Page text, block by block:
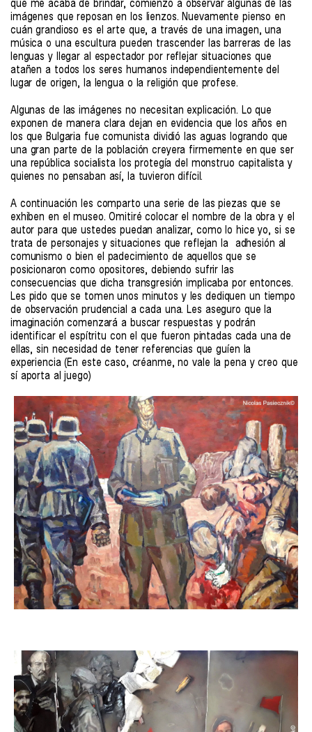
que me acaba de brindar, comienzo a observar algunas de las
imágenes que reposan en los lienzos. Nuevamente pienso en
cuán grandioso es el arte que, a través de una imagen, una
música o una escultura pueden trascender las barreras de las
lenguas y llegar al espectador por reflejar situaciones que
atañen a todos los seres humanos independientemente del
lugar de origen, la lengua o la religión que profese.
Algunas de las imágenes no necesitan explicación. Lo que
exponen de manera clara dejan en evidencia que los años en
los que Bulgaria fue comunista dividió las aguas logrando que
una gran parte de la población creyera firmemente en que ser
una república socialista los protegía del monstruo capitalista y
quienes no pensaban así, la tuvieron difícil.
A continuación les comparto una serie de las piezas que se
exhiben en el museo. Omitiré colocar el nombre de la obra y el
autor para que ustedes puedan analizar, como lo hice yo, si se
trata de personajes y situaciones que reflejan la adhesión al
comunismo o bien el padecimiento de aquellos que se
posicionaron como opositores, debiendo sufrir las
consecuencias que dicha transgresión implicaba por entonces.
Les pido que se tomen unos minutos y les dediquen un tiempo
de observación prudencial a cada una. Les aseguro que la
imaginación comenzará a buscar respuestas y podrán
identificar el espítritu con el que fueron pintadas cada una de
ellas, sin necesidad de tener referencias que guíen la
experiencia (En este caso, créanme, no vale la pena y creo que
sí aporta al juego)